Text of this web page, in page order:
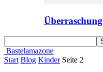
Überraschung
Bastelamazone
Start Blog Kinder Seite 2